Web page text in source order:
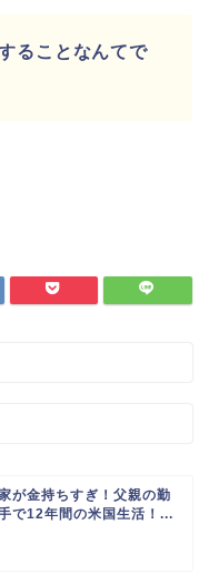
ることなんてで
が金持ちすぎ！父親の勤
で12年間の米国生活！...